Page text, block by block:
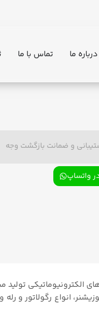
درباره ما تماس با ما
و ضمانت بازگشت وجه
واتساپ
الکترونیوماتیکی
انواع رگولاتور و